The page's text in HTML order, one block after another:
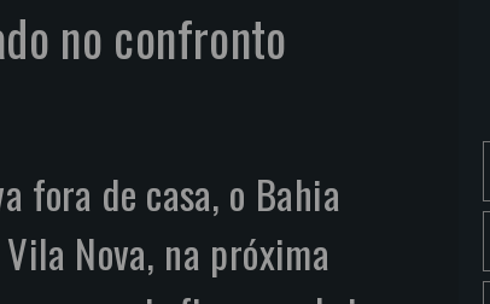
no confronto
fora de casa, o Bahia
Nova, na próxima